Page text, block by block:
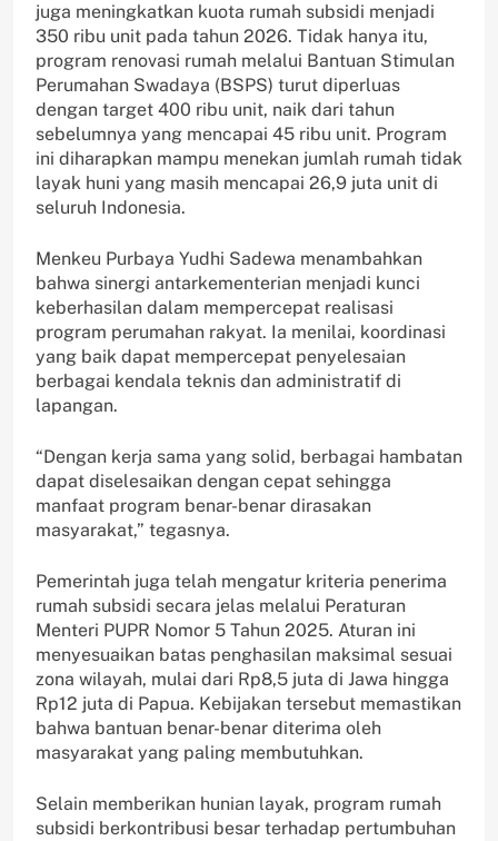
juga meningkatkan kuota rumah subsidi menjadi
350 ribu unit pada tahun 2026. Tidak hanya itu,
program renovasi rumah melalui Bantuan Stimulan
Perumahan Swadaya (BSPS) turut diperluas
dengan target 400 ribu unit, naik dari tahun
sebelumnya yang mencapai 45 ribu unit. Program
ini diharapkan mampu menekan jumlah rumah tidak
layak huni yang masih mencapai 26,9 juta unit di
seluruh Indonesia.
Menkeu Purbaya Yudhi Sadewa menambahkan
bahwa sinergi antarkementerian menjadi kunci
keberhasilan dalam mempercepat realisasi
program perumahan rakyat. Ia menilai, koordinasi
yang baik dapat mempercepat penyelesaian
berbagai kendala teknis dan administratif di
lapangan.
“Dengan kerja sama yang solid, berbagai hambatan
dapat diselesaikan dengan cepat sehingga
manfaat program benar-benar dirasakan
masyarakat,” tegasnya.
Pemerintah juga telah mengatur kriteria penerima
rumah subsidi secara jelas melalui Peraturan
Menteri PUPR Nomor 5 Tahun 2025. Aturan ini
menyesuaikan batas penghasilan maksimal sesuai
zona wilayah, mulai dari Rp8,5 juta di Jawa hingga
Rp12 juta di Papua. Kebijakan tersebut memastikan
bahwa bantuan benar-benar diterima oleh
masyarakat yang paling membutuhkan.
Selain memberikan hunian layak, program rumah
subsidi berkontribusi besar terhadap pertumbuhan